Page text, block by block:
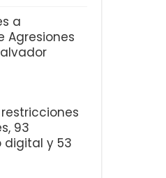
a
Agresiones
93
digital y 53